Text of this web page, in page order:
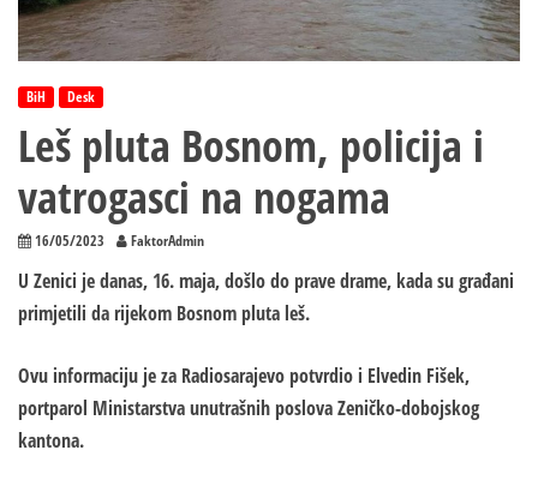
BiH Desk
Leš pluta Bosnom, policija i
vatrogasci na nogama
16/05/2023 FaktorAdmin
U Zenici je danas, 16. maja, došlo do prave drame, kada su građani
primjetili da rijekom Bosnom pluta leš.
Ovu informaciju je za Radiosarajevo potvrdio i Elvedin Fišek,
portparol Ministarstva unutrašnih poslova Zeničko-dobojskog
kantona.